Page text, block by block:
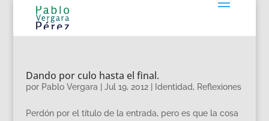
Dando por culo hasta el final.
por Pablo Vergara Jul 19, 2012| Identidad, Reflexiones
Perdón por el título de la entrada, pero es que la cosa